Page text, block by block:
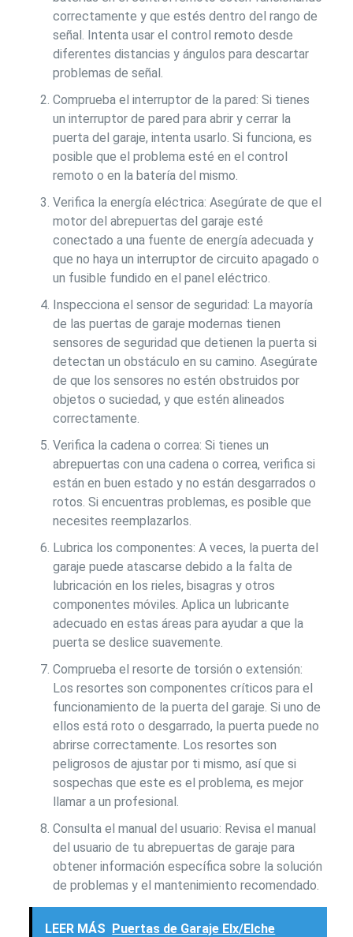
correctamente y que estés dentro del rango de
señal. Intenta usar el control remoto desde
diferentes distancias y ángulos para descartar
problemas de señal.
Comprueba el interruptor de la pared: Si tienes
un interruptor de pared para abrir y cerrar la
puerta del garaje, intenta usarlo. Si funciona, es
posible que el problema esté en el control
remoto o en la batería del mismo.
Verifica la energía eléctrica: Asegúrate de que el
motor del abrepuertas del garaje esté
conectado a una fuente de energía adecuada y
que no haya un interruptor de circuito apagado o
un fusible fundido en el panel eléctrico.
Inspecciona el sensor de seguridad: La mayoría
de las puertas de garaje modernas tienen
sensores de seguridad que detienen la puerta si
detectan un obstáculo en su camino. Asegúrate
de que los sensores no estén obstruidos por
objetos o suciedad, y que estén alineados
correctamente.
Verifica la cadena o correa: Si tienes un
abrepuertas con una cadena o correa, verifica si
están en buen estado y no están desgarrados o
rotos. Si encuentras problemas, es posible que
necesites reemplazarlos.
Lubrica los componentes: A veces, la puerta del
garaje puede atascarse debido a la falta de
lubricación en los rieles, bisagras y otros
componentes móviles. Aplica un lubricante
adecuado en estas áreas para ayudar a que la
puerta se deslice suavemente.
Comprueba el resorte de torsión o extensión:
Los resortes son componentes críticos para el
funcionamiento de la puerta del garaje. Si uno de
ellos está roto o desgarrado, la puerta puede no
abrirse correctamente. Los resortes son
peligrosos de ajustar por ti mismo, así que si
sospechas que este es el problema, es mejor
llamar a un profesional.
Consulta el manual del usuario: Revisa el manual
del usuario de tu abrepuertas de garaje para
obtener información específica sobre la solución
de problemas y el mantenimiento recomendado.
LEER MÁS Puertas de Garaje Elx/Elche